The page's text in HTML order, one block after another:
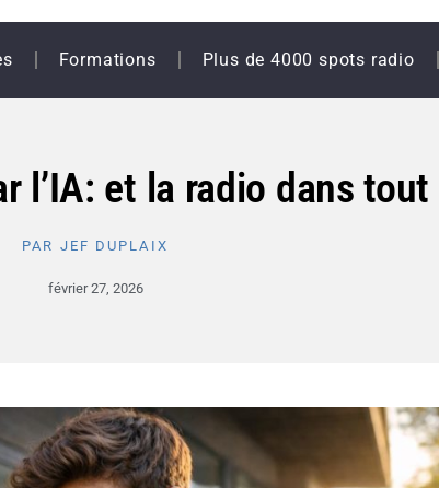
Formations Plus de 4000 spots radio
l’IA: et la radio dans tout
PAR JEF DUPLAIX
février 27, 2026